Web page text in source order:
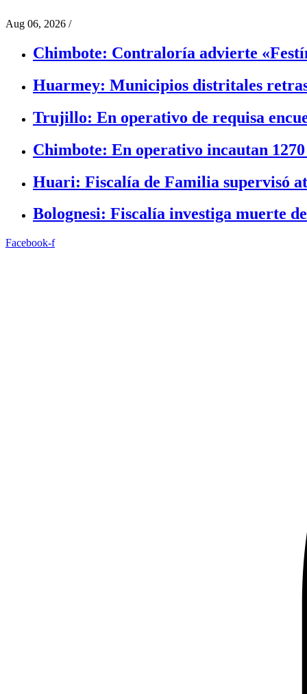
Aug 06, 2026 /
Chimbote: Contraloría advierte
Huarmey: Municipios distritales
Trujillo: En operativo de requisa
Chimbote: En operativo incautan
Huari: Fiscalía de Familia supervisó
Bolognesi: Fiscalía investiga muerte
Facebook-f